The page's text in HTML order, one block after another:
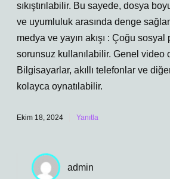
sıkıştırılabilir. Bu sayede, dosya
ve uyumluluk arasında denge
medya ve yayın akışı : Çoğu sosyal
sorunsuz kullanılabilir. Genel video
Bilgisayarlar, akıllı telefonlar ve
kolayca oynatılabilir.
Ekim 18, 2024 Yanıtla
admin